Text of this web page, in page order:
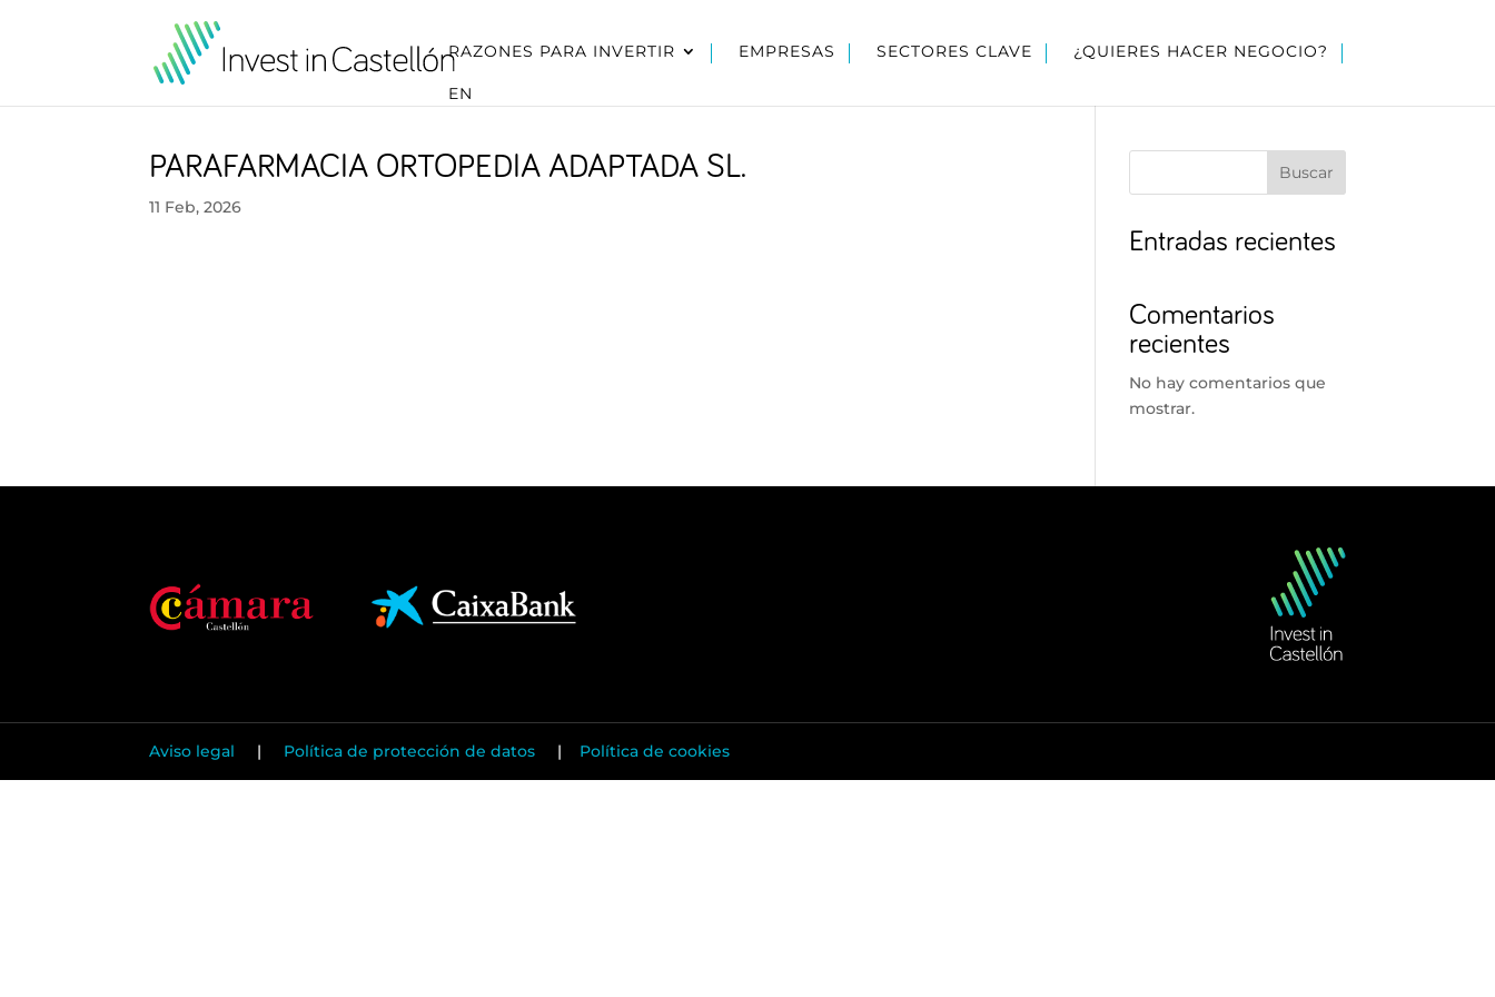
RAZONES PARA INVERTIR EMPRESAS SECTORES CLAVE ¿QUIERES HACER NEGOCIO?
EN
PARAFARMACIA ORTOPEDIA ADAPTADA SL.
11 Feb, 2026
Buscar
Entradas recientes
Comentarios
recientes
No hay comentarios que
mostrar.
Aviso legal | Política de protección de datos | Política de cookies